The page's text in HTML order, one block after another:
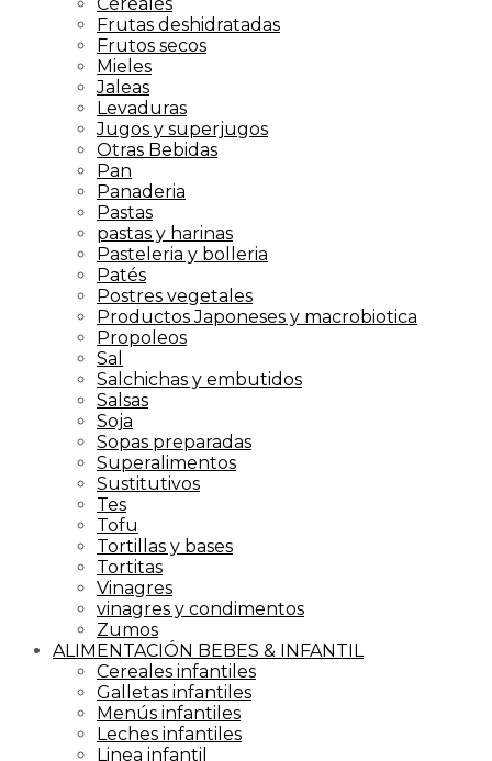
Frutas deshidratadas
Frutos secos
Mieles
Jaleas
Levaduras
Jugos y superjugos
Otras Bebidas
Pan
Panaderia
Pastas
pastas y harinas
Pasteleria y bolleria
Patés
Postres vegetales
Productos Japoneses y macrobiotica
Propoleos
Sal
Salchichas y embutidos
Salsas
Soja
Sopas preparadas
Superalimentos
Sustitutivos
Tes
Tofu
Tortillas y bases
Tortitas
Vinagres
vinagres y condimentos
Zumos
ALIMENTACIÓN BEBES & INFANTIL
Cereales infantiles
Galletas infantiles
Menús infantiles
Leches infantiles
Linea infantil